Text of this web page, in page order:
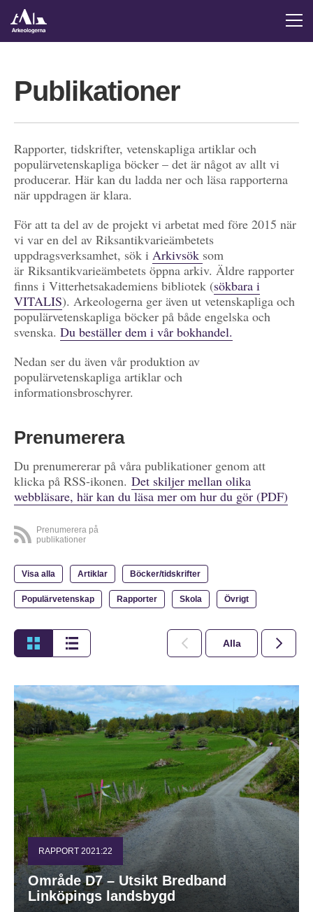
Publikationer
Rapporter, tidskrifter, vetenskapliga artiklar och
populärvetenskapliga böcker – det är något av allt vi
producerar. Här kan du ladda ner och läsa rapporterna
när uppdragen är klara.
För att ta del av de projekt vi arbetat med före 2015 när
vi var en del av Riksantikvarieämbetets
uppdragsverksamhet, sök i Arkivsök som
är Riksantikvarieämbetets öppna arkiv. Äldre rapporter
finns i Vitterhetsakademiens bibliotek (sökbara i
VITALIS). Arkeologerna ger även ut vetenskapliga och
populärvetenskapliga böcker på både engelska och
svenska. Du beställer dem i vår bokhandel.
Nedan ser du även vår produktion av
populärvetenskapliga artiklar och
informationsbroschyrer.
Prenumerera
Du prenumererar på våra publikationer genom att
klicka på RSS-ikonen. Det skiljer mellan olika
webbläsare, här kan du läsa mer om hur du gör (PDF)
Prenumerera på
publikationer
Visa alla Artiklar Böcker/tidskrifter
Populärvetenskap Rapporter Skola Övrigt
Alla 2026
RAPPORT 2021:22
Område D7 – Utsikt Bredband
Linköpings landsbygd